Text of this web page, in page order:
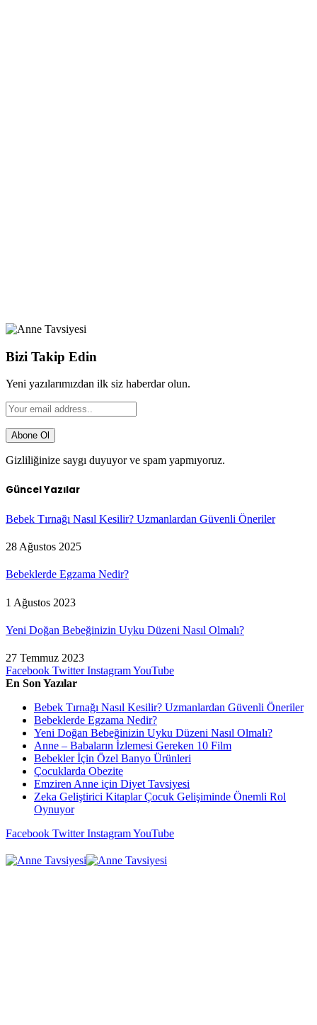
Bizi Takip Edin
Yeni yazılarımızdan ilk siz haberdar olun.
Gizliliğinize saygı duyuyor ve spam yapmıyoruz.
Güncel Yazılar
Bebek Tırnağı Nasıl Kesilir? Uzmanlardan Güvenli Öneriler
28 Ağustos 2025
Bebeklerde Egzama Nedir?
1 Ağustos 2023
Yeni Doğan Bebeğinizin Uyku Düzeni Nasıl Olmalı?
27 Temmuz 2023
Facebook Twitter InstagramYouTube
En Son Yazılar
Bebek Tırnağı Nasıl Kesilir? Uzmanlardan Güvenli Öneriler
Bebeklerde Egzama Nedir?
Yeni Doğan Bebeğinizin Uyku Düzeni Nasıl Olmalı?
Anne – Babaların İzlemesi Gereken 10 Film
Bebekler İçin Özel Banyo Ürünleri
Çocuklarda Obezite
Emziren Anne için Diyet Tavsiyesi
Zeka Geliştirici Kitaplar Çocuk Gelişiminde Önemli Rol
Oynuyor
Facebook Twitter InstagramYouTube